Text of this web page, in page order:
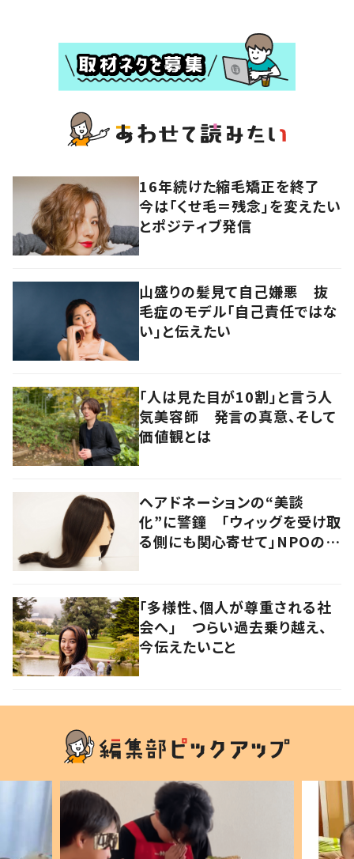
16年続けた縮毛矯正を終了
今は「くせ毛＝残念」を変えたい
とポジティブ発信
山盛りの髪見て自己嫌悪 抜
毛症のモデル「自己責任ではな
い」と伝えたい
「人は見た目が10割」と言う人
気美容師 発言の真意、そして
価値観とは
ヘアドネーションの“美談
化”に警鐘 「ウィッグを受け取
る側にも関心寄せて」NPOの願
「多様性、個人が尊重される社
会へ」 つらい過去乗り越え、
今伝えたいこと